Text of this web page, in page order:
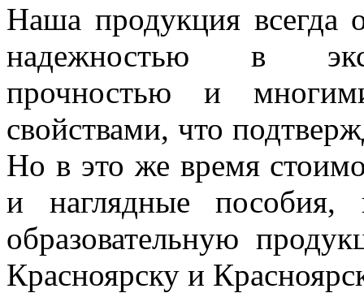
Наша продукция всегда
надежностью в
прочностью и
свойствами, что
Но в это же время
и наглядные
образовательную
Красноярску и